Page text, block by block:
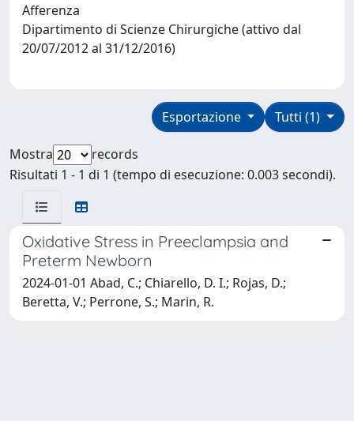
Afferenza
Dipartimento di Scienze Chirurgiche (attivo dal
20/07/2012 al 31/12/2016)
Tutti (1)
Esportazione
Mostra
records
Risultati 1 - 1 di 1 (tempo di esecuzione: 0.003 secondi).
Oxidative Stress in Preeclampsia and
Preterm Newborn
2024-01-01 Abad, C.; Chiarello, D. I.; Rojas, D.;
Beretta, V.; Perrone, S.; Marin, R.